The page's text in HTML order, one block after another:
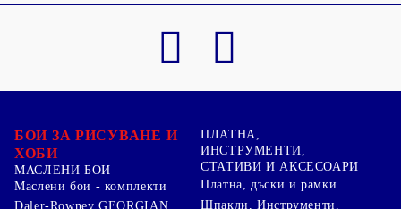
БОИ ЗА РИСУВАНЕ И
ХОБИ
МАСЛЕНИ БОИ
Маслени бои - комплекти
Daler-Rowney GEORGIAN
ПЛАТНА,
ИНСТРУМЕНТИ,
СТАТИВИ И АКСЕСОАРИ
Платна, дъски и рамки
Шпакли, Инструменти,